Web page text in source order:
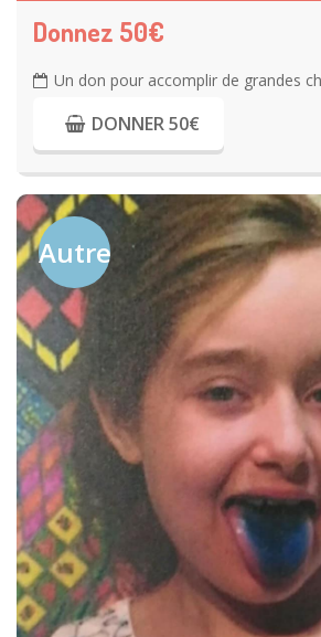
Donnez 50€
Un don pour accomplir de grandes
DONNER 50€
Autre